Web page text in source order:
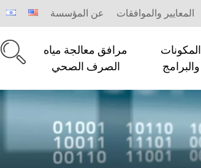
المعايير والموافقات عن المؤسسة
المكونات
والبرامج
مرافق معالجة مياه
الصرف الصحي